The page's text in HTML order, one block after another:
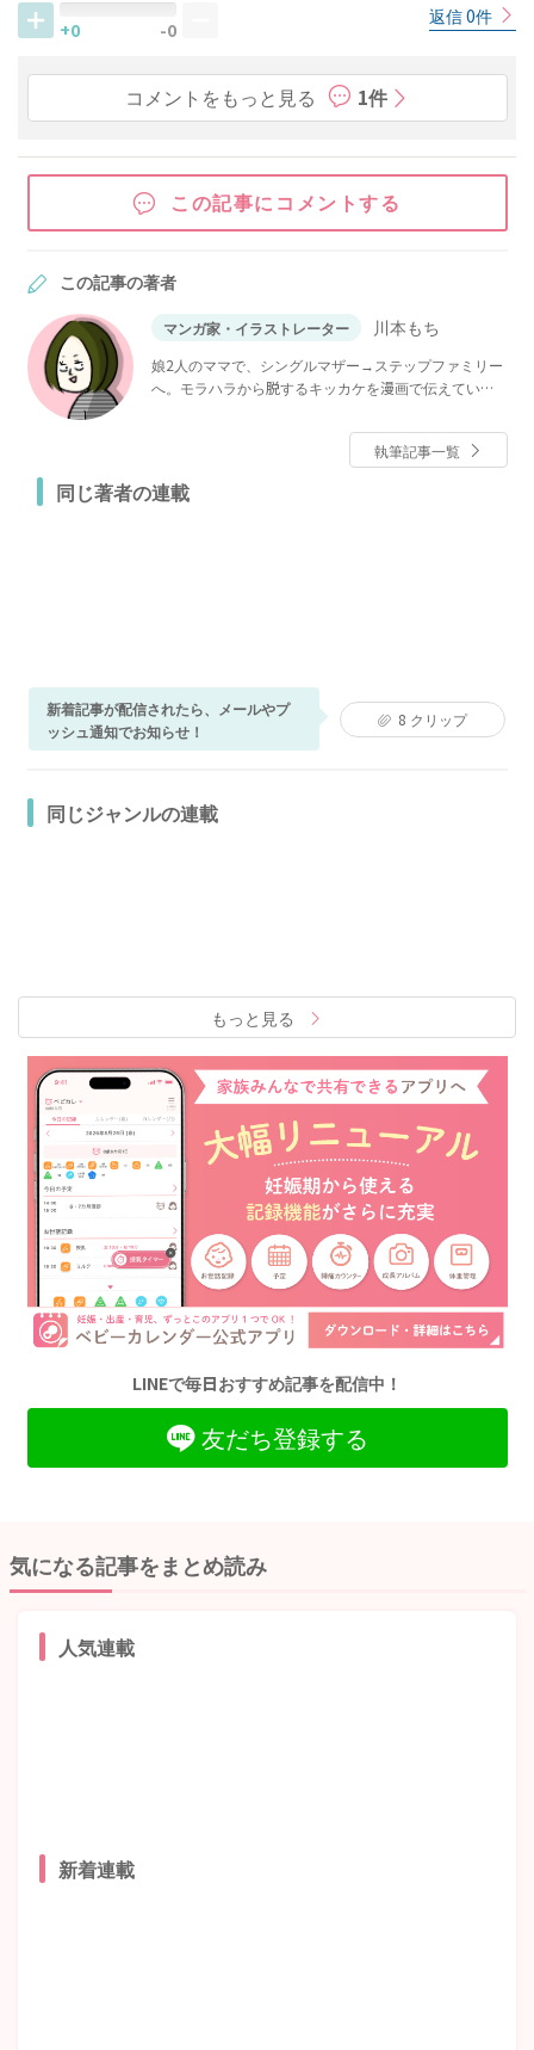
+0 -0
返信 0件
コメントをもっと見る 1件
この記事にコメントする
この記事の著者
マンガ家・イラストレーター 川本もち
娘2人のママで、シングルマザー→ステップファミリー
へ。モラハラから脱するキッカケを漫画で伝えていま
執筆記事一覧
同じ著者の連載
新着記事が配信されたら、メールやプ
ッシュ通知でお知らせ！
8 クリップ
同じジャンルの連載
もっと見る
LINEで毎日おすすめ記事を配信中！
友だち登録する
気になる記事をまとめ読み
人気連載
新着連載